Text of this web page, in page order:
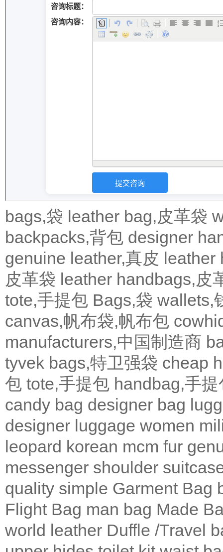
bags,袋 leather bag,皮革袋
backpacks,背包 designer
genuine leather,真皮 leather
皮革袋 leather handbags,皮
tote,手提包 Bags,袋 wallets,
canvas,帆布袋,帆布包
manufacturers,中国制造商
tyvek bags,特卫强袋 cheap
包 tote,手提包 handbag,手提
candy bag designer bag
designer luggage women
leopard korean mcm fur
messenger shoulder
quality simple Garment Bag
Flight Bag man bag Made
world leather Duffle /Travel